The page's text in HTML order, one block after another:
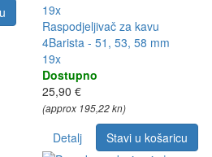
19x
Raspodjeljivač za kavu
4Barista - 51, 53, 58 mm
19x
Dostupno
25,90 €
(approx 195,22 kn)
Detalj Stavi u košaricu